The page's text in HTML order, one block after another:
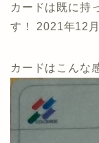
カードは既に持
す！ 2021年12
カードはこんな